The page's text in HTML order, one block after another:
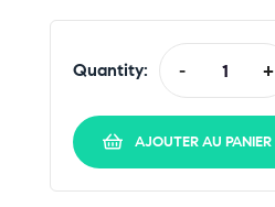
Quantity: - +
AJOUTER AU PANIER